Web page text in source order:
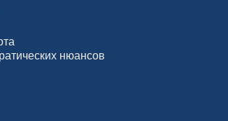
нюансов